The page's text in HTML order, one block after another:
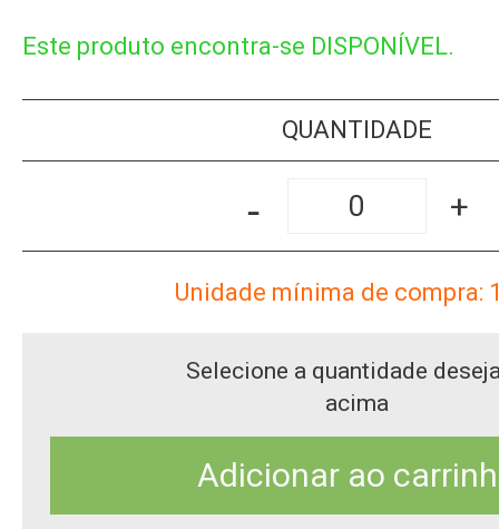
Este produto encontra-se DISPONÍVEL.
QUANTIDADE
- +
Unidade mínima de compra:
Selecione a quantidade
acima
Adicionar ao